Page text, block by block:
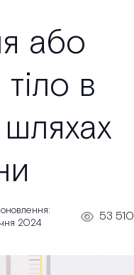
або
в
2024
53 510